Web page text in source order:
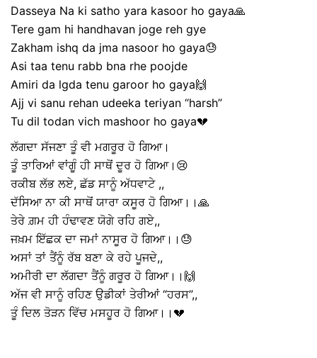
Dasseya Na ki satho yara kasoor ho gaya🙏
Tere gam hi handhavan joge reh gye
Zakham ishq da jma nasoor ho gaya😓
Asi taa tenu rabb bna rhe poojde
Amiri da lgda tenu garoor ho gaya🙌
Ajj vi sanu rehan udeeka teriyan “harsh”
Tu dil todan vich mashoor ho gaya💔
ਲੱਗਦਾ ਸੱਜਣਾ ਤੂੰ ਵੀ ਮਗਰੂਰ ਹੋ ਗਿਆ।
ਤੂੰ ਤਾਰਿਆਂ ਵਾਂਗੂੰ ਹੀ ਸਾਥੋਂ ਦੂਰ ਹੋ ਗਿਆ।😢
ਰਕੀਬ ਲੱਭ ਲਏ, ਛੱਡ ਸਾਨੂੰ ਅੱਧਵਾਟੇ ,,
ਦੱਸਿਆ ਨਾ ਕੀ ਸਾਥੋਂ ਯਾਰਾ ਕਸੂਰ ਹੋ ਗਿਆ।।🙏
ਤੇਰੇ ਗ਼ਮ ਹੀ ਹੰਢਾਵਣ ਯੋਗੇ ਰਹਿ ਗਏ,,
ਜਖ਼ਮ ਇੱਛਕ ਦਾ ਜਮਾਂ ਨਾਸੂਰ ਹੋ ਗਿਆ।।😓
ਅਸਾਂ ਤਾਂ ਤੈਂਨੂੰ ਰੱਬ ਬਣਾ ਕੇ ਰਹੇ ਪੂਜਦੇ,,
ਅਮੀਰੀ ਦਾ ਲੱਗਦਾ ਤੈਂਨੂੰ ਗਰੂਰ ਹੋ ਗਿਆ।।🙌
ਅੱਜ ਵੀ ਸਾਨੂੰ ਰਹਿਣ ਉਡੀਕਾਂ ਤੇਰੀਆਂ “ਹਰਸ”,,
ਤੂੰ ਦਿਲ ਤੋੜਨ ਵਿੱਚ ਮਸਹੂਰ ਹੋ ਗਿਆ।।💔